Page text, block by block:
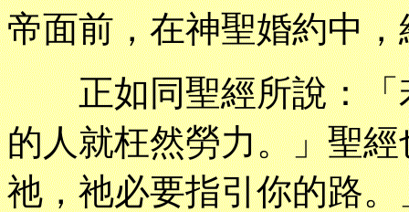
帝面前，在神聖婚約中
正如同聖經所說：「
的人就枉然勞力。」聖
祂，祂必要指引你的路。